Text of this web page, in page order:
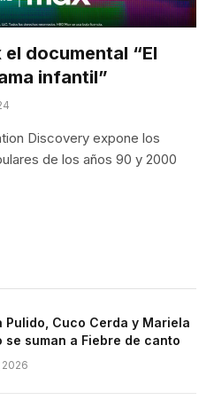
documental “El
infantil”
Discovery expone los
de los años 90 y 2000
Pulido, Cuco Cerda y Mariela
se suman a Fiebre de canto